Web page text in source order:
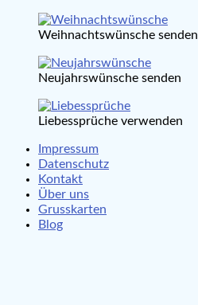
Weihnachtswünsche senden
Neujahrswünsche senden
Liebessprüche verwenden
Impressum
Datenschutz
Kontakt
Über uns
Grusskarten
Blog